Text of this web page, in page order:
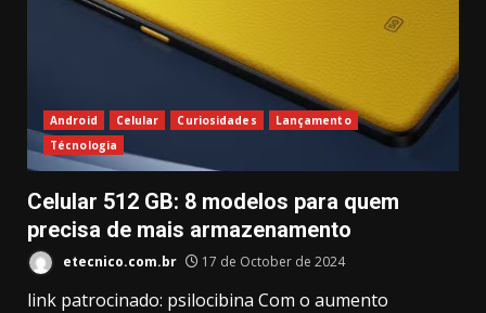
Android Celular Curiosidades
Lançamento
Técnologia
Celular 512 GB: 8 modelos para quem
precisa de mais armazenamento
etecnico.com.br 17 de October de 2024
link patrocinado: psilocibina Com o aumento